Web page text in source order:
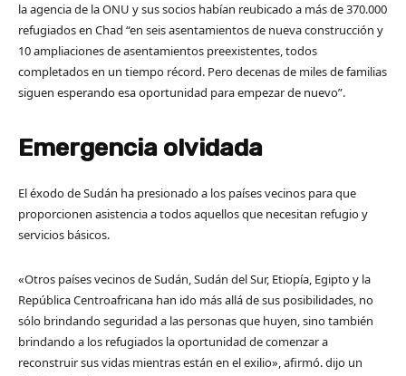
la agencia de la ONU y sus socios habían reubicado a más de 370.000
refugiados en Chad “en seis asentamientos de nueva construcción y
10 ampliaciones de asentamientos preexistentes, todos
completados en un tiempo récord. Pero decenas de miles de familias
siguen esperando esa oportunidad para empezar de nuevo”.
Emergencia olvidada
El éxodo de Sudán ha presionado a los países vecinos para que
proporcionen asistencia a todos aquellos que necesitan refugio y
servicios básicos.
«Otros países vecinos de Sudán, Sudán del Sur, Etiopía, Egipto y la
República Centroafricana han ido más allá de sus posibilidades, no
sólo brindando seguridad a las personas que huyen, sino también
brindando a los refugiados la oportunidad de comenzar a
reconstruir sus vidas mientras están en el exilio», afirmó. dijo un